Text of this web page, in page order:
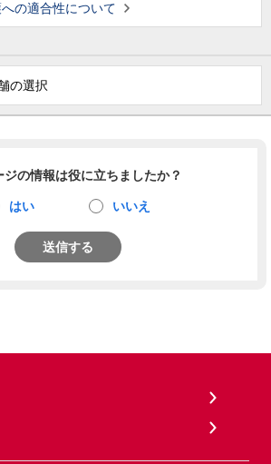
の適合性について
の選択
ジの情報は役に立ちましたか？
はい いいえ
送信する